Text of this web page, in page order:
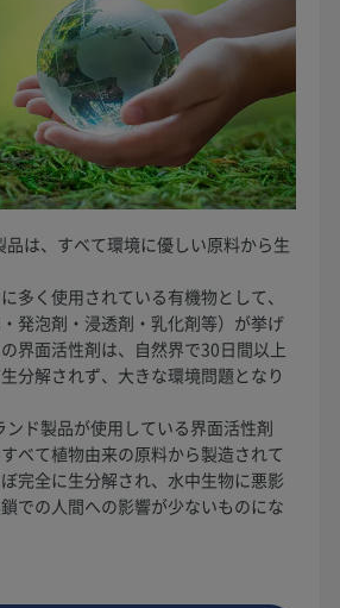
は、すべて環境に優しい原料から生
多く使用されている有機物として、
発泡剤・浸透剤・乳化剤等）が挙げ
界面活性剤は、自然界で30日間以上
分解されず、大きな環境問題となり
ド製品が使用している界面活性剤
べて植物由来の原料から製造されて
完全に生分解され、水中生物に悪影
での人間への影響が少ないものにな